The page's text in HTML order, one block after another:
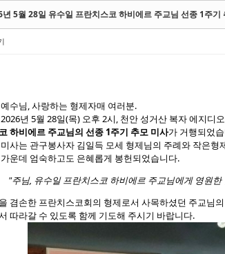
5월 28일 유수일 프란치스코 하비에르 주교님 선종 1주기
수님, 사랑하는 형제자매 여러분.
년 5월 28일(목) 오후 2시, 천안 성거산 복자 에지디
하비에르 주교님의 선종 1주기 추모 미사가 거행되었
사는 관구봉사자 김일득 모세 형제님의 주례와 작은
운데 엄숙하고도 은혜롭게 봉헌되었습니다.
"주님, 유수일 프란치스코 하비에르 주교님에게 영원
겸손한 프란치스코회의 형제로서 사목하셨던 주교님
따라갈 수 있도록 함께 기도해 주시기 바랍니다.
스케치북5
스케치북5
스케치북5
스케치북5